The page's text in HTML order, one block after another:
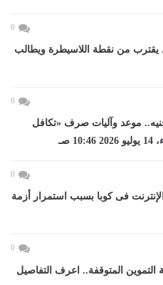
0
من نقطة اللاسيطرة ويطالب
0
4 مليارات جنيه.. موعد وآليات صرف «تكافل
0
فى كوبا بسبب استمرار أزمة
0
التموين المتوقفة.. اعرف التفاصيل